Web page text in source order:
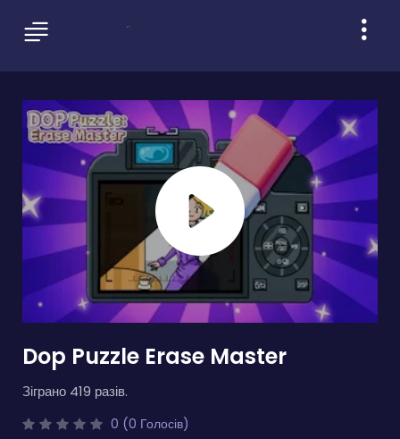
Dop Puzzle Erase Master
Зіграно 419 разів.
0 (0 Голосів)